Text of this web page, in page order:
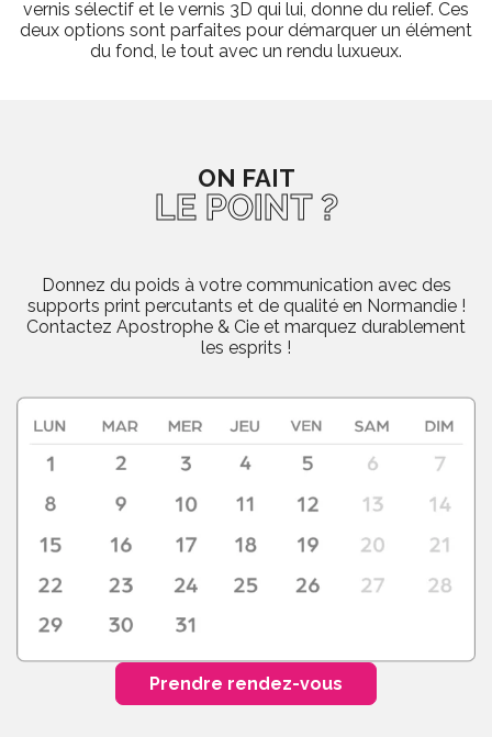
vernis sélectif et le vernis 3D qui lui, donne du relief. Ces
deux options sont parfaites pour démarquer un élément
du fond, le tout avec un rendu luxueux.
ON FAIT
LE POINT ?
Donnez du poids à votre communication avec des
supports print percutants et de qualité en Normandie !
Contactez Apostrophe & Cie et marquez durablement
les esprits !
Prendre rendez-vous